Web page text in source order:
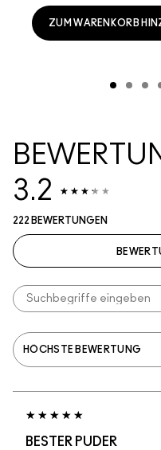
ZUM WARENKORB
3.2
222 BEWERTUNGEN
BESTER PUDER